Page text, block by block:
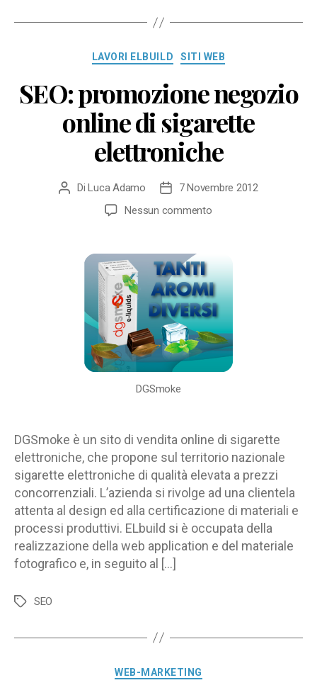
Categorie
LAVORI ELBUILD SITI WEB
SEO: promozione negozio
online di sigarette
elettroniche
Autore
DiLuca Adamo
Data
dell'articolo
7 Novembre 2012
Nessun commentosu
di
sigarette
elettroniche
DGSmoke
DGSmoke è un sito di vendita online di sigarette
elettroniche, che propone sul territorio nazionale
sigarette elettroniche di qualità elevata a prezzi
concorrenziali. L’azienda si rivolge ad una clientela
attenta al design ed alla certificazione di materiali e
processi produttivi. ELbuild si è occupata della
realizzazione della web application e del materiale
fotografico e, in seguito al […]
Tag SEO
Categorie
WEB-MARKETING